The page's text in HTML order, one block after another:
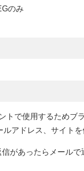
のみ
トで使用するためブ
アドレス、サイトを
があったらメールで